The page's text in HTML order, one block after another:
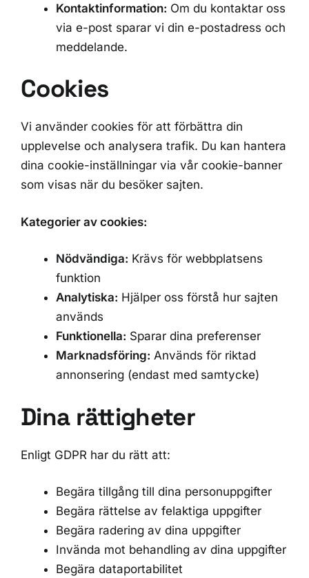
Kontaktinformation: Om du kontaktar oss
via e-post sparar vi din e-postadress och
meddelande.
Cookies
Vi använder cookies för att förbättra din
upplevelse och analysera trafik. Du kan hantera
dina cookie-inställningar via vår cookie-banner
som visas när du besöker sajten.
Kategorier av cookies:
Nödvändiga: Krävs för webbplatsens
funktion
Analytiska: Hjälper oss förstå hur sajten
används
Funktionella: Sparar dina preferenser
Marknadsföring: Används för riktad
annonsering (endast med samtycke)
Dina rättigheter
Enligt GDPR har du rätt att:
Begära tillgång till dina personuppgifter
Begära rättelse av felaktiga uppgifter
Begära radering av dina uppgifter
Invända mot behandling av dina uppgifter
Begära dataportabilitet